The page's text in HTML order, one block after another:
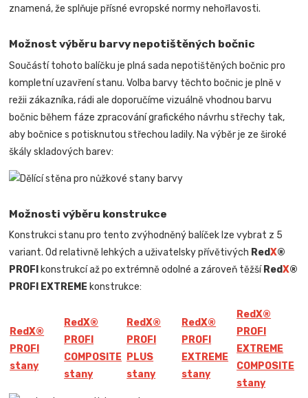
znamená, že splňuje přísné evropské normy nehořlavosti.
Možnost výběru barvy nepotištěných bočnic
Součástí tohoto balíčku je plná sada nepotištěných bočnic pro
kompletní uzavření stanu. Volba barvy těchto bočnic je plně v
režii zákazníka, rádi ale doporučíme vizuálně vhodnou barvu
bočnic během fáze zpracování grafického návrhu střechy tak,
aby bočnice s potisknutou střechou ladily. Na výběr je ze široké
škály skladových barev:
Možnosti výběru konstrukce
Konstrukci stanu pro tento zvýhodněný balíček lze vybrat z 5
variant. Od relativně lehkých a uživatelsky přívětivých RedX®
PROFI konstrukcí až po extrémně odolné a zároveň těžší RedX®
PROFI EXTREME konstrukce:
RedX®
PROFI
stany
RedX®
PROFI
COMPOSITE
stany
RedX®
PROFI
PLUS
stany
RedX®
PROFI
EXTREME
stany
RedX®
PROFI
EXTREME
COMPOSITE
stany